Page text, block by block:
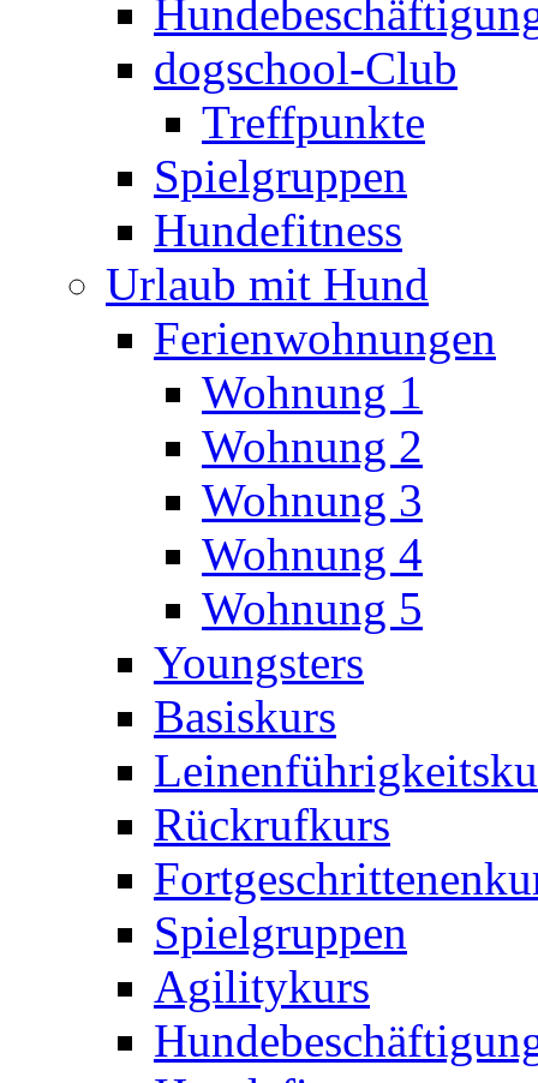
dogschool-Club
Treffpunkte
Spielgruppen
Hundefitness
Urlaub mit Hund
Ferienwohnungen
Wohnung 1
Wohnung 2
Wohnung 3
Wohnung 4
Wohnung 5
Youngsters
Basiskurs
Rückrufkurs
Spielgruppen
Agilitykurs